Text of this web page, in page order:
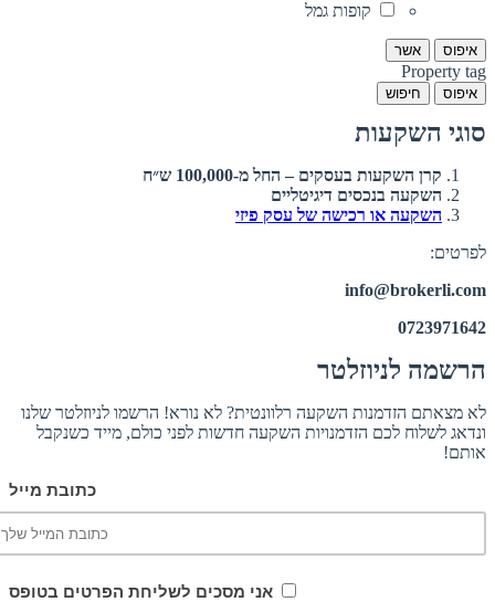
קופות גמל
איפוס אשר
Property tag
איפוס חיפוש
סוגי השקעות
קרן השקעות בעסקים – החל מ-100,000 ש״ח
השקעה בנכסים דיגיטליים
השקעה או רכישה של עסק פיזי
לפרטים:
info@brokerli.com
0723971642
הרשמה לניוזלטר
לא מצאתם הזדמנות השקעה רלוונטית? לא נורא! הרשמו לניוזלטר שלנו
ונדאג לשלוח לכם הזדמנויות השקעה חדשות לפני כולם, מייד כשנקבל
אותם!
כתובת מייל
אני מסכים לשליחת הפרטים בטופס